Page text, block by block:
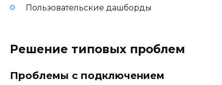
Пользовательские дашборды
Решение типовых проблем
Проблемы с подключением